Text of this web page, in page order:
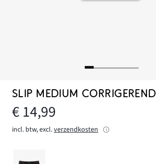
SLIP MEDIUM CORRIGEREND
€ 14,99
incl. btw, excl.verzendkosten